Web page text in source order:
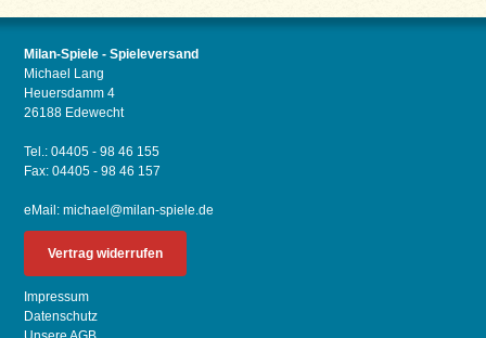
Milan-Spiele - Spieleversand
Michael Lang
Heuersdamm 4
26188 Edewecht
Tel.: 04405 - 98 46 155
Fax: 04405 - 98 46 157
eMail:michael@milan-spiele.de
Vertrag widerrufen
Impressum
Datenschutz